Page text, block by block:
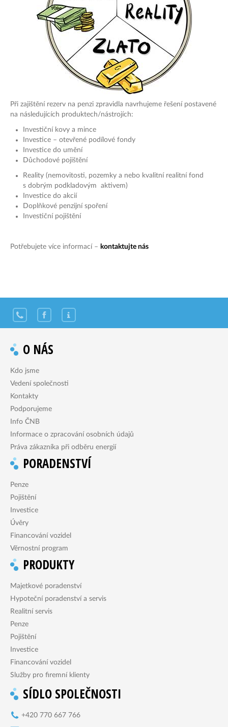
Při zajištění rezerv na penzi zpravidla navrhujeme řešení postavené
na následujících produktech/nástrojích:
Investiční kovy a mince
Investice – otevřené podílové fondy
Investice do umění
Důchodové pojištění
Reality (nemovitosti, pozemky a nebo kvalitní realitní fond
s dobrým podkladovým aktivem)
Investice do akcií
Doplňkové penzijní spoření
Investiční pojištění
Potřebujete více informací – kontaktujte nás
O NÁS
Kdo jsme
Vedení společnosti
Kontakty
Podporujeme
Info ČNB
Informace o zpracování osobních údajů
Práva zákazníka při odběru energií
PORADENSTVÍ
Penze
Pojištění
Investice
Úvěry
Financování vozidel
Věrnostní program
PRODUKTY
Majetkové poradenství
Hypoteční poradenství a servis
Realitní servis
Penze
Pojištění
Investice
Financování vozidel
Služby pro firemní klienty
SÍDLO SPOLEČNOSTI
+420 770 667 766